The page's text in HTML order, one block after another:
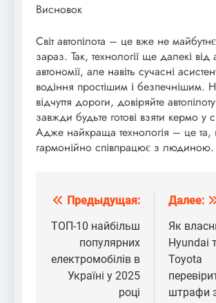
Висновок
Світ автопілота – це вже не
зараз. Так, технології ще далекі
автономії, але навіть сучасні
водіння простішим і безпечнішим.
відчуття дороги, довіряйте
завжди будьте готові взяти кермо у
Адже найкраща технологія – це
гармонійно співпрацює з людиною.
Навигация
по
записям
Предыдущая:
ТОП-10 найбільш
популярних
електромобілів в
Україні у 2025
році
Далее:
Як
Hyundai
Toyota
штрафи